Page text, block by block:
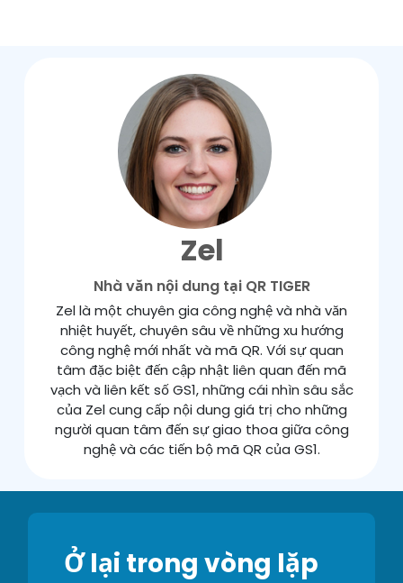
Zel
Nhà văn nội dung tại QR TIGER
Zel là một chuyên gia công nghệ và nhà văn
nhiệt huyết, chuyên sâu về những xu hướng
công nghệ mới nhất và mã QR. Với sự quan
tâm đặc biệt đến cập nhật liên quan đến mã
vạch và liên kết số GS1, những cái nhìn sâu sắc
của Zel cung cấp nội dung giá trị cho những
người quan tâm đến sự giao thoa giữa công
nghệ và các tiến bộ mã QR của GS1.
Ở lại trong vòng lặp